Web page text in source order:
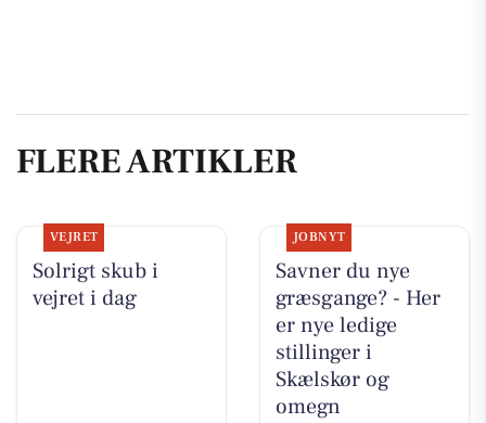
FLERE ARTIKLER
VEJRET
Solrigt skub i
vejret i dag
JOBNYT
Savner du nye
græsgange? - Her
er nye ledige
stillinger i
Skælskør og
omegn